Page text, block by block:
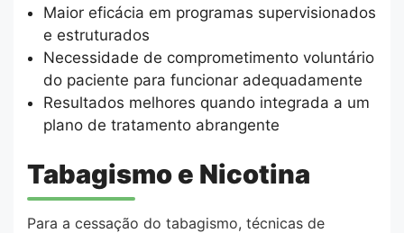
Maior eficácia em programas supervisionados
e estruturados
Necessidade de comprometimento voluntário
do paciente para funcionar adequadamente
Resultados melhores quando integrada a um
plano de tratamento abrangente
Tabagismo e Nicotina
Para a cessação do tabagismo, técnicas de